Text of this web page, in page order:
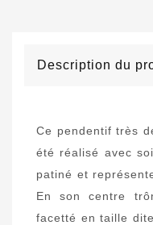
Description du
Ce pendentif très
été réalisé avec
patiné et
En son centre
facetté en taille